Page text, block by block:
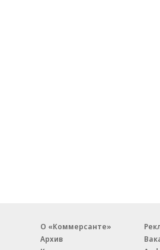
О «Коммерсанте»
Архив